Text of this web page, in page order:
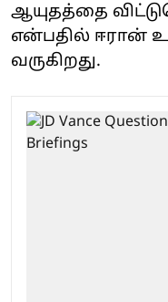
ஆயுதத்தை
என்பதில் ஈரான்
வருகிறது.